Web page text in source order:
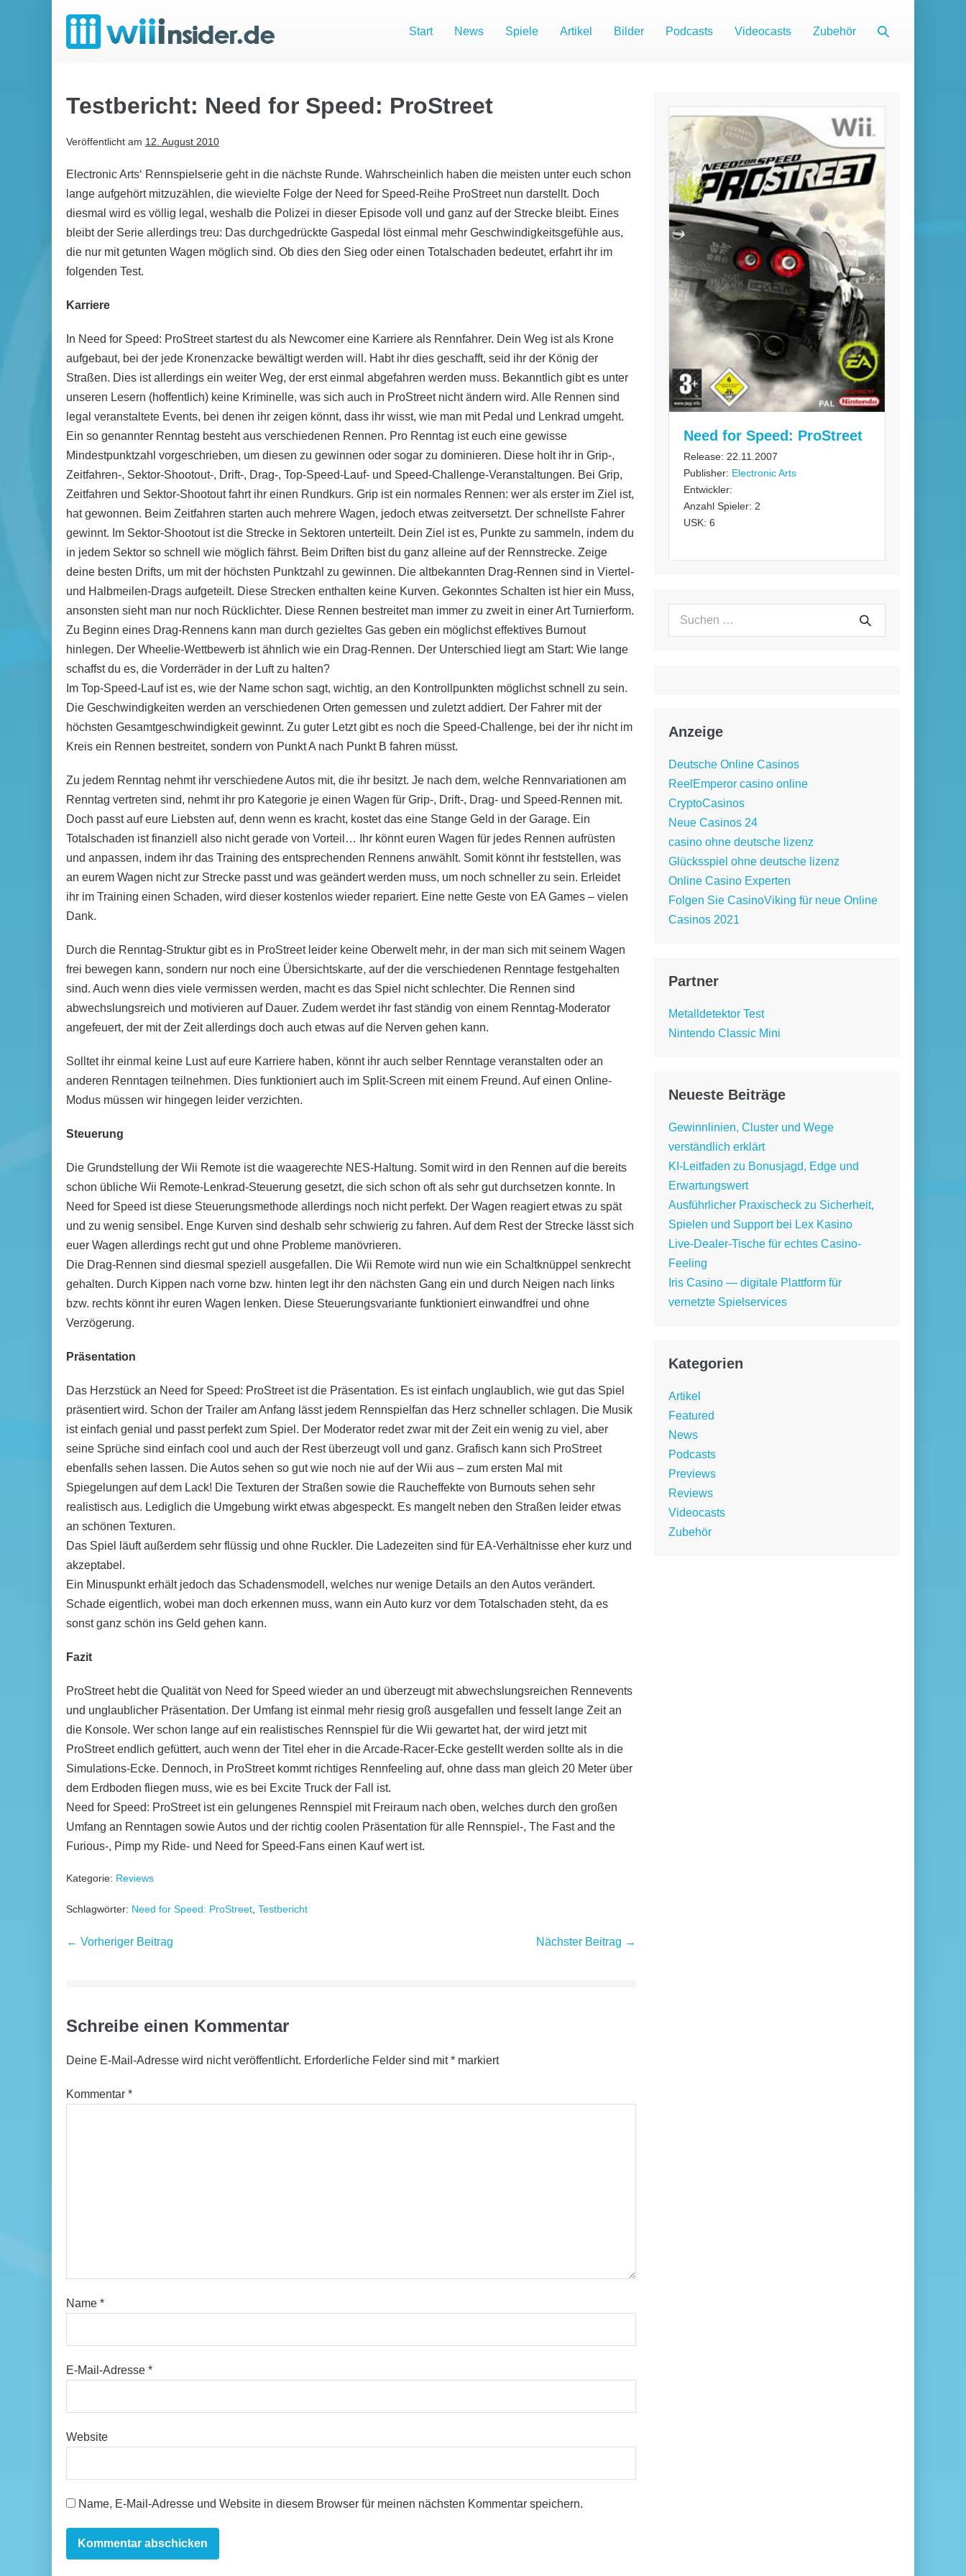
Start News Spiele Artikel Bilder Podcasts Videocasts Zubehör
Suche-
Testbericht: Need for Speed: ProStreet
Veröffentlicht am 12. August 2010
Electronic Arts‘ Rennspielserie geht in die nächste Runde. Wahrscheinlich haben die meisten unter euch schon
lange aufgehört mitzuzählen, die wievielte Folge der Need for Speed-Reihe ProStreet nun darstellt. Doch
diesmal wird es völlig legal, weshalb die Polizei in dieser Episode voll und ganz auf der Strecke bleibt. Eines
bleibt der Serie allerdings treu: Das durchgedrückte Gaspedal löst einmal mehr Geschwindigkeitsgefühle aus,
die nur mit getunten Wagen möglich sind. Ob dies den Sieg oder einen Totalschaden bedeutet, erfahrt ihr im
folgenden Test.
Karriere
In Need for Speed: ProStreet startest du als Newcomer eine Karriere als Rennfahrer. Dein Weg ist als Krone
aufgebaut, bei der jede Kronenzacke bewältigt werden will. Habt ihr dies geschafft, seid ihr der König der
Straßen. Dies ist allerdings ein weiter Weg, der erst einmal abgefahren werden muss. Bekanntlich gibt es unter
unseren Lesern (hoffentlich) keine Kriminelle, was sich auch in ProStreet nicht ändern wird. Alle Rennen sind
legal veranstaltete Events, bei denen ihr zeigen könnt, dass ihr wisst, wie man mit Pedal und Lenkrad umgeht.
Ein so genannter Renntag besteht aus verschiedenen Rennen. Pro Renntag ist euch eine gewisse
Mindestpunktzahl vorgeschrieben, um diesen zu gewinnen oder sogar zu dominieren. Diese holt ihr in Grip-,
Zeitfahren-, Sektor-Shootout-, Drift-, Drag-, Top-Speed-Lauf- und Speed-Challenge-Veranstaltungen. Bei Grip,
Zeitfahren und Sektor-Shootout fahrt ihr einen Rundkurs. Grip ist ein normales Rennen: wer als erster im Ziel ist,
hat gewonnen. Beim Zeitfahren starten auch mehrere Wagen, jedoch etwas zeitversetzt. Der schnellste Fahrer
gewinnt. Im Sektor-Shootout ist die Strecke in Sektoren unterteilt. Dein Ziel ist es, Punkte zu sammeln, indem du
in jedem Sektor so schnell wie möglich fährst. Beim Driften bist du ganz alleine auf der Rennstrecke. Zeige
deine besten Drifts, um mit der höchsten Punktzahl zu gewinnen. Die altbekannten Drag-Rennen sind in Viertel-
und Halbmeilen-Drags aufgeteilt. Diese Strecken enthalten keine Kurven. Gekonntes Schalten ist hier ein Muss,
ansonsten sieht man nur noch Rücklichter. Diese Rennen bestreitet man immer zu zweit in einer Art Turnierform.
Zu Beginn eines Drag-Rennens kann man durch gezieltes Gas geben ein möglichst effektives Burnout
hinlegen. Der Wheelie-Wettbewerb ist ähnlich wie ein Drag-Rennen. Der Unterschied liegt am Start: Wie lange
schaffst du es, die Vorderräder in der Luft zu halten?
Im Top-Speed-Lauf ist es, wie der Name schon sagt, wichtig, an den Kontrollpunkten möglichst schnell zu sein.
Die Geschwindigkeiten werden an verschiedenen Orten gemessen und zuletzt addiert. Der Fahrer mit der
höchsten Gesamtgeschwindigkeit gewinnt. Zu guter Letzt gibt es noch die Speed-Challenge, bei der ihr nicht im
Kreis ein Rennen bestreitet, sondern von Punkt A nach Punkt B fahren müsst.
Zu jedem Renntag nehmt ihr verschiedene Autos mit, die ihr besitzt. Je nach dem, welche Rennvariationen am
Renntag vertreten sind, nehmt ihr pro Kategorie je einen Wagen für Grip-, Drift-, Drag- und Speed-Rennen mit.
Doch passt auf eure Liebsten auf, denn wenn es kracht, kostet das eine Stange Geld in der Garage. Ein
Totalschaden ist finanziell also nicht gerade von Vorteil… Ihr könnt euren Wagen für jedes Rennen aufrüsten
und anpassen, indem ihr das Training des entsprechenden Rennens anwählt. Somit könnt ihr feststellen, was
an eurem Wagen nicht zur Strecke passt und was geändert werden muss, um noch schneller zu sein. Erleidet
ihr im Training einen Schaden, wird dieser kostenlos wieder repariert. Eine nette Geste von EA Games – vielen
Dank.
Durch die Renntag-Struktur gibt es in ProStreet leider keine Oberwelt mehr, in der man sich mit seinem Wagen
frei bewegen kann, sondern nur noch eine Übersichtskarte, auf der die verschiedenen Renntage festgehalten
sind. Auch wenn dies viele vermissen werden, macht es das Spiel nicht schlechter. Die Rennen sind
abwechslungsreich und motivieren auf Dauer. Zudem werdet ihr fast ständig von einem Renntag-Moderator
angefeuert, der mit der Zeit allerdings doch auch etwas auf die Nerven gehen kann.
Solltet ihr einmal keine Lust auf eure Karriere haben, könnt ihr auch selber Renntage veranstalten oder an
anderen Renntagen teilnehmen. Dies funktioniert auch im Split-Screen mit einem Freund. Auf einen Online-
Modus müssen wir hingegen leider verzichten.
Steuerung
Die Grundstellung der Wii Remote ist die waagerechte NES-Haltung. Somit wird in den Rennen auf die bereits
schon übliche Wii Remote-Lenkrad-Steuerung gesetzt, die sich schon oft als sehr gut durchsetzen konnte. In
Need for Speed ist diese Steuerungsmethode allerdings noch nicht perfekt. Der Wagen reagiert etwas zu spät
und zu wenig sensibel. Enge Kurven sind deshalb sehr schwierig zu fahren. Auf dem Rest der Strecke lässt sich
euer Wagen allerdings recht gut und ohne Probleme manövrieren.
Die Drag-Rennen sind diesmal speziell ausgefallen. Die Wii Remote wird nun wie ein Schaltknüppel senkrecht
gehalten. Durch Kippen nach vorne bzw. hinten legt ihr den nächsten Gang ein und durch Neigen nach links
bzw. rechts könnt ihr euren Wagen lenken. Diese Steuerungsvariante funktioniert einwandfrei und ohne
Verzögerung.
Präsentation
Das Herzstück an Need for Speed: ProStreet ist die Präsentation. Es ist einfach unglaublich, wie gut das Spiel
präsentiert wird. Schon der Trailer am Anfang lässt jedem Rennspielfan das Herz schneller schlagen. Die Musik
ist einfach genial und passt perfekt zum Spiel. Der Moderator redet zwar mit der Zeit ein wenig zu viel, aber
seine Sprüche sind einfach cool und auch der Rest überzeugt voll und ganz. Grafisch kann sich ProStreet
ebenfalls sehen lassen. Die Autos sehen so gut wie noch nie auf der Wii aus – zum ersten Mal mit
Spiegelungen auf dem Lack! Die Texturen der Straßen sowie die Raucheffekte von Burnouts sehen sehr
realistisch aus. Lediglich die Umgebung wirkt etwas abgespeckt. Es mangelt neben den Straßen leider etwas
an schönen Texturen.
Das Spiel läuft außerdem sehr flüssig und ohne Ruckler. Die Ladezeiten sind für EA-Verhältnisse eher kurz und
akzeptabel.
Ein Minuspunkt erhält jedoch das Schadensmodell, welches nur wenige Details an den Autos verändert.
Schade eigentlich, wobei man doch erkennen muss, wann ein Auto kurz vor dem Totalschaden steht, da es
sonst ganz schön ins Geld gehen kann.
Fazit
ProStreet hebt die Qualität von Need for Speed wieder an und überzeugt mit abwechslungsreichen Rennevents
und unglaublicher Präsentation. Der Umfang ist einmal mehr riesig groß ausgefallen und fesselt lange Zeit an
die Konsole. Wer schon lange auf ein realistisches Rennspiel für die Wii gewartet hat, der wird jetzt mit
ProStreet endlich gefüttert, auch wenn der Titel eher in die Arcade-Racer-Ecke gestellt werden sollte als in die
Simulations-Ecke. Dennoch, in ProStreet kommt richtiges Rennfeeling auf, ohne dass man gleich 20 Meter über
dem Erdboden fliegen muss, wie es bei Excite Truck der Fall ist.
Need for Speed: ProStreet ist ein gelungenes Rennspiel mit Freiraum nach oben, welches durch den großen
Umfang an Renntagen sowie Autos und der richtig coolen Präsentation für alle Rennspiel-, The Fast and the
Furious-, Pimp my Ride- und Need for Speed-Fans einen Kauf wert ist.
Kategorie: Reviews
Schlagwörter: Need for Speed: ProStreet Testbericht
Beitragsnavigation
← Vorheriger Beitrag Nächster Beitrag →
Schreibe einen Kommentar
Deine E-Mail-Adresse wird nicht veröffentlicht. Erforderliche Felder sind mit* markiert
Kommentar *
Name *
E-Mail-Adresse *
Website
Name, E-Mail-Adresse und Website in diesem Browser für meinen nächsten Kommentar speichern.
Need for Speed: ProStreet
Release: 22.11.2007
Publisher: Electronic Arts
Entwickler:
Anzahl Spieler: 2
USK: 6
Suchen
Suche
Anzeige
Deutsche Online Casinos
ReelEmperor casino online
CryptoCasinos
Neue Casinos 24
casino ohne deutsche lizenz
Glücksspiel ohne deutsche lizenz
Online Casino Experten
Folgen Sie CasinoViking für neue Online
Casinos 2021
Partner
Metalldetektor Test
Nintendo Classic Mini
Neueste Beiträge
Gewinnlinien, Cluster und Wege
verständlich erklärt
KI-Leitfaden zu Bonusjagd, Edge und
Erwartungswert
Ausführlicher Praxischeck zu Sicherheit,
Spielen und Support bei Lex Kasino
Live-Dealer-Tische für echtes Casino-
Feeling
Iris Casino — digitale Plattform für
vernetzte Spielservices
Kategorien
Artikel
Featured
News
Podcasts
Previews
Reviews
Videocasts
Zubehör